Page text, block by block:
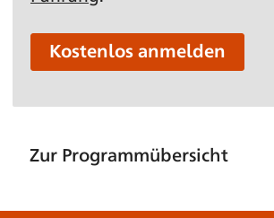
Kostenlos anmelden
Zur Programmübersicht